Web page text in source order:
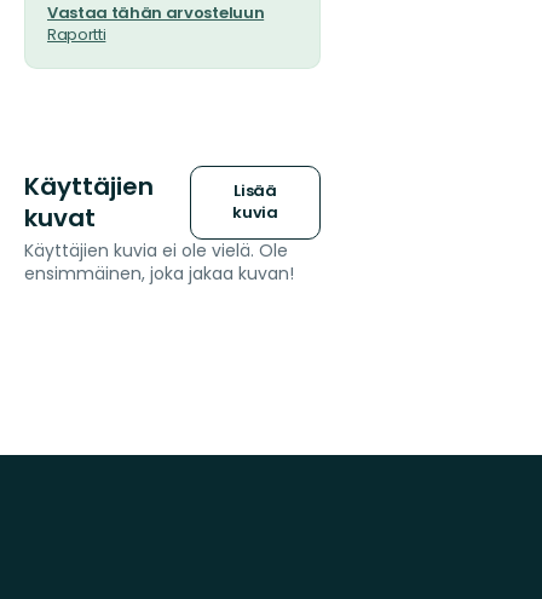
Vastaa tähän arvosteluun
Raportti
Käyttäjien
kuvat
Lisää
kuvia
Käyttäjien kuvia ei ole vielä. Ole
ensimmäinen, joka jakaa kuvan!